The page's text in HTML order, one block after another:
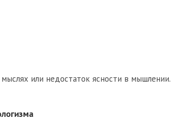
или недостаток ясности в мышлении.